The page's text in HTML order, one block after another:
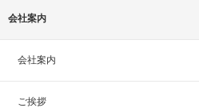
会社案内
会社案内
ご挨拶